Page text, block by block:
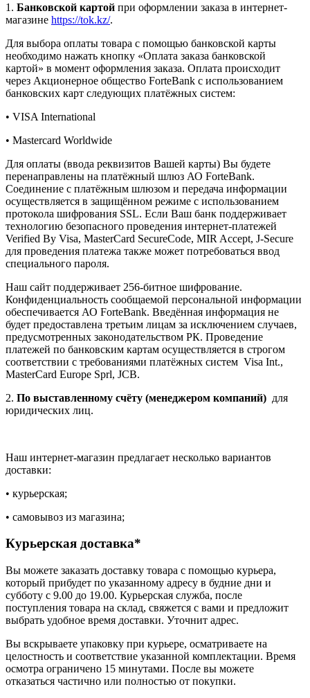
1. Банковской картой при оформлении заказа в интернет-
магазине https://tok.kz/.
Для выбора оплаты товара с помощью банковской карты
необходимо нажать кнопку «Оплата заказа банковской
картой» в момент оформления заказа. Оплата происходит
через Акционерное общество ForteBank с использованием
банковских карт следующих платёжных систем:
• VISA International
• Mastercard Worldwide
Для оплаты (ввода реквизитов Вашей карты) Вы будете
перенаправлены на платёжный шлюз АО ForteBank.
Соединение с платёжным шлюзом и передача информации
осуществляется в защищённом режиме с использованием
протокола шифрования SSL. Если Ваш банк поддерживает
технологию безопасного проведения интернет-платежей
Verified By Visa, MasterCard SecureCode, MIR Accept, J-Secure
для проведения платежа также может потребоваться ввод
специального пароля.
Наш сайт поддерживает 256-битное шифрование.
Конфиденциальность сообщаемой персональной информации
обеспечивается АО ForteBank. Введённая информация не
будет предоставлена третьим лицам за исключением случаев,
предусмотренных законодательством РК. Проведение
платежей по банковским картам осуществляется в строгом
соответствии с требованиями платёжных систем Visa Int.,
MasterCard Europe Sprl, JCB.
2. По выставленному счёту (менеджером компаний) для
юридических лиц.
Наш интернет-магазин предлагает несколько вариантов
доставки:
• курьерская;
• самовывоз из магазина;
Курьерская доставка*
Вы можете заказать доставку товара с помощью курьера,
который прибудет по указанному адресу в будние дни и
субботу с 9.00 до 19.00. Курьерская служба, после
поступления товара на склад, свяжется с вами и предложит
выбрать удобное время доставки. Уточнит адрес.
Вы вскрываете упаковку при курьере, осматриваете на
целостность и соответствие указанной комплектации. Время
осмотра ограничено 15 минутами. После вы можете
отказаться частично или полностью от покупки.